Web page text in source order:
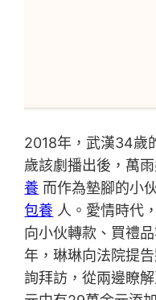
2018年，武漢34歲
歲該劇播出後，萬
養 而作為墊腳的小
包養 人。愛情時代
向小伙轉款、買禮
年，琳琳向法院提
詢拜訪，從兩邊瞭